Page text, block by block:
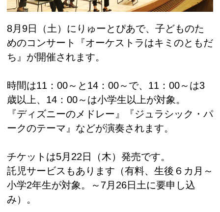
8月9日（土）にりゅーとぴあで、子どものた
めのコンサート『オーケストラはキミのともだ
ち』が開催されます。
時間は11：00～と14：00～で、11：00～は3
歳以上、14：00～は小学生以上が対象。
『ディズニーのメドレー』『ジュラシック・パ
ークのテーマ』などが演奏されます。
チケットは5月22日（木）発売です。
託児サービスもあります（有料、生後６カ月～
小学2年生が対象。～7月26日土に要申し込
み）。